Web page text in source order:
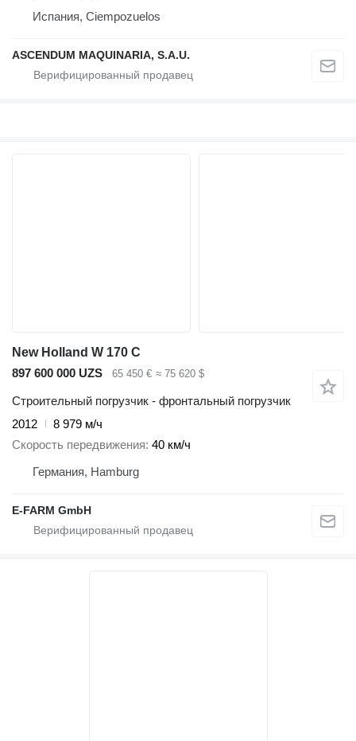
Испания, Ciempozuelos
ASCENDUM MAQUINARIA, S.A.U.
New Holland W 170 C
897 600 000 UZS
65 450 € ≈ 75 620 $
Строительный погрузчик - фронтальный погрузчик
2012
8 979 м/ч
Скорость передвижения 40 км/ч
Германия, Hamburg
E-FARM GmbH